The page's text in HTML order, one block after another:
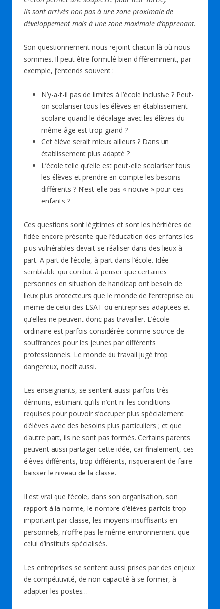
Ils sont arrivés non pas à une zone proximale de
développement mais à une zone maximale d’apprenant.
Son questionnement nous rejoint chacun là où nous
sommes. Il peut être formulé bien différemment, par
exemple, j’entends souvent :
N’y-a-t-il pas de limites à l’école inclusive ? Peut-
on scolariser tous les élèves en établissement
scolaire quand le décalage avec les élèves du
même âge est trop grand ?
Cet élève serait mieux ailleurs ? Dans un
établissement plus adapté ?
L’école telle qu’elle est peut-elle scolariser tous
les élèves et prendre en compte les besoins
différents ? N’est-elle pas « nocive » pour ces
enfants ?
Ces questions sont légitimes et sont les héritières de
l’idée encore présente que l’éducation des enfants les
plus vulnérables devait se réaliser dans des lieux à
part. A part de l’école, à part dans l’école. Idée
semblable qui conduit à penser que certaines
personnes en situation de handicap ont besoin de
lieux plus protecteurs que le monde de l’entreprise ou
même de celui des ESAT ou entreprises adaptées et
qu’elles ne peuvent donc pas travailler. L’école
ordinaire est parfois considérée comme source de
souffrances pour les jeunes par différents
professionnels. Le monde du travail jugé trop
dangereux, nocif aussi.
Les enseignants, se sentent aussi parfois très
démunis, estimant qu’ils n’ont ni les conditions
requises pour pouvoir s’occuper plus spécialement
d’élèves avec des besoins plus particuliers ; et que
d’autre part, ils ne sont pas formés. Certains parents
peuvent aussi partager cette idée, car finalement, ces
élèves différents, trop différents, risqueraient de faire
baisser le niveau de la classe.
Il est vrai que l’école, dans son organisation, son
rapport à la norme, le nombre d’élèves parfois trop
important par classe, les moyens insuffisants en
personnels, n’offre pas le même environnement que
celui d’instituts spécialisés.
Les entreprises se sentent aussi prises par des enjeux
de compétitivité, de non capacité à se former, à
adapter les postes…